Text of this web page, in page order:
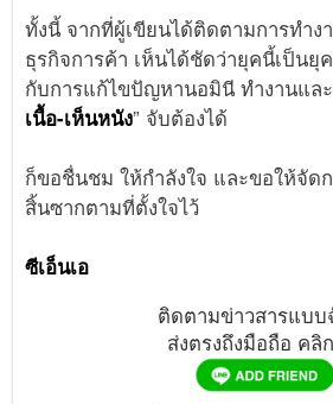
ทั้งนี้ จากที่ผู้เขียนได้ติดตามการทำ
ธุรกิจการค้า เห็นได้ชัดว่ายุคนี้เป็นยุ
กับการแก้ไขปัญหานอมินี ทำงานแล
เนื้อ-เห็นหนัง” จับต้องได้
ก็ขอชื่นชม ให้กำลังใจ และขอให้จั
สิ้นซากตามที่ตั้งใจไว้
ซีเอ็นเอ
ติดตามข่าวสารแบบ
ส่งตรงถึงมือถือ คลิ